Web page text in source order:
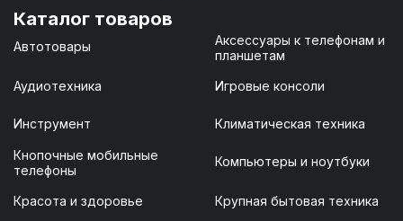
Каталог товаров
Автотовары
Аксессуары к телефонам и
планшетам
Аудиотехника Игровые консоли
Инструмент Климатическая техника
Кнопочные мобильные
телефоны
Компьютеры и ноутбуки
Красота и здоровье Крупная бытовая техника